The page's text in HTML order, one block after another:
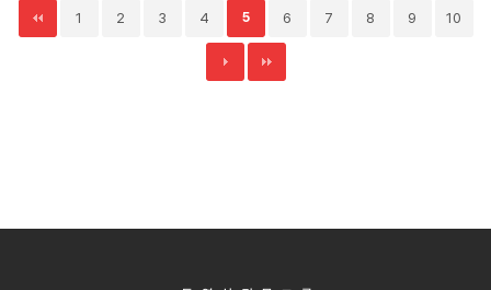
1 2 3 4 5 6 7 8 9 10